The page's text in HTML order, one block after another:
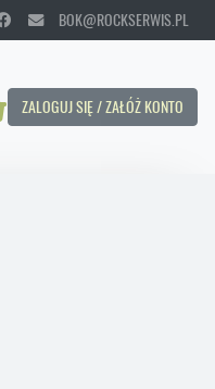
BOK@ROCKSERWIS.PL
ZALOGUJ SIĘ / ZAŁÓŻ KONTO